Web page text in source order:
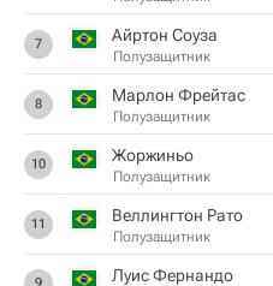
7 Айртон Соуза
Полузащитник
8 Марлон Фрейтас
Полузащитник
10 Жоржиньо
Полузащитник
11 Веллингтон Рато
Полузащитник
Луис Фернандо